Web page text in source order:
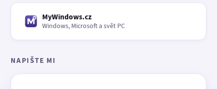
MyWindows.cz
Windows, Microsoft a svět PC
NAPIŠTE MI